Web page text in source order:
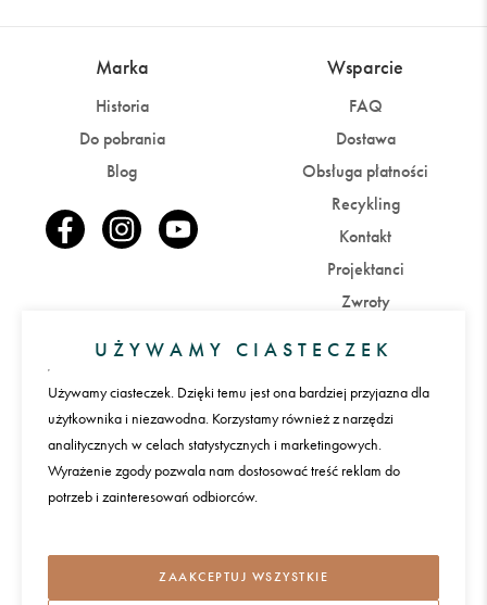
Marka
Historia
Do pobrania
Blog
Wsparcie
FAQ
Dostawa
Obsługa płatności
Recykling
Kontakt
Projektanci
Zwroty
Zaloguj się Załóż konto
Płatności
Język
UŻYWAMY CIASTECZEK
Używamy ciasteczek. Dzięki temu jest ona bardziej przyjazna dla
użytkownika i niezawodna. Korzystamy również z narzędzi
analitycznych w celach statystycznych i marketingowych.
Wyrażenie zgody pozwala nam dostosować treść reklam do
potrzeb i zainteresowań odbiorców.
ZAAKCEPTUJ WSZYSTKIE